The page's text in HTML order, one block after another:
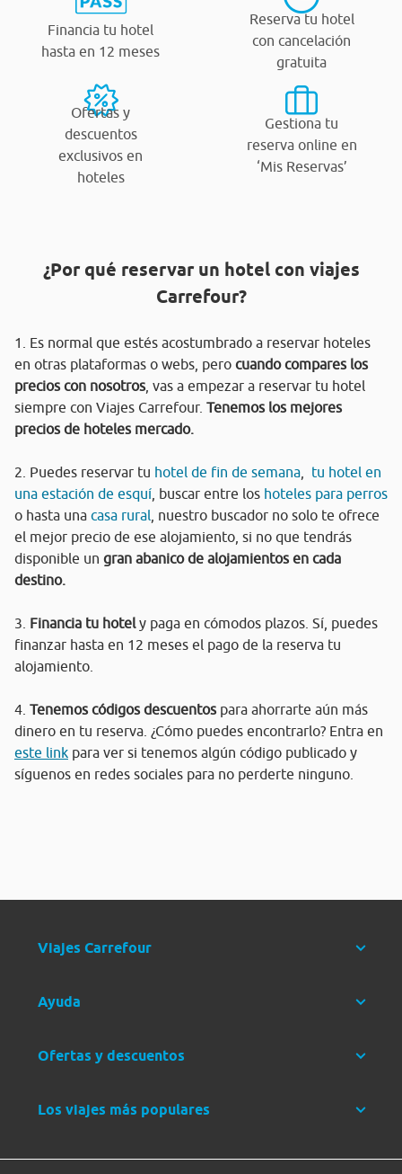
Financia tu hotel
hasta en 12 meses
Reserva tu hotel
con cancelación
gratuita
Ofertas y
descuentos
exclusivos en
hoteles
Gestiona tu
reserva online en
‘Mis Reservas’
¿Por qué reservar un hotel con viajes
Carrefour?
1. Es normal que estés acostumbrado a reservar hoteles
en otras plataformas o webs, pero cuando compares los
precios con nosotros, vas a empezar a reservar tu hotel
siempre con Viajes Carrefour. Tenemos los mejores
precios de hoteles mercado.
2. Puedes reservar tu hotel de fin de semana
tu hotel en
una estación de esquí , buscar entre los hoteles para perros
o hasta una casa rural , nuestro buscador no solo te ofrece
el mejor precio de ese alojamiento, si no que tendrás
disponible un gran abanico de alojamientos en cada
destino.
3. Financia tu hotely paga en cómodos plazos. Sí, puedes
finanzar hasta en 12 meses el pago de la reserva tu
alojamiento.
4. Tenemos códigos descuentos para ahorrarte aún más
dinero en tu reserva. ¿Cómo puedes encontrarlo? Entra en
este link para ver si tenemos algún código publicado y
síguenos en redes sociales para no perderte ninguno.
Viajes Carrefour
Ayuda
Ofertas y descuentos
Los viajes más populares